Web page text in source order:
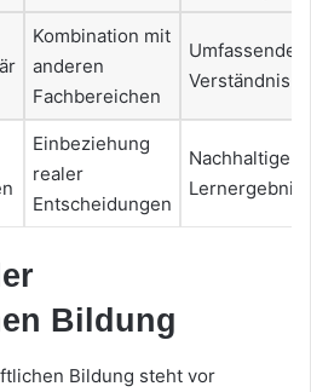
Kombination mit
anderen
Fachbereichen
Umfassendes
Verständnis
Einbeziehung
realer
Entscheidungen
Nachhaltige
Bildung
Bildung steht vor